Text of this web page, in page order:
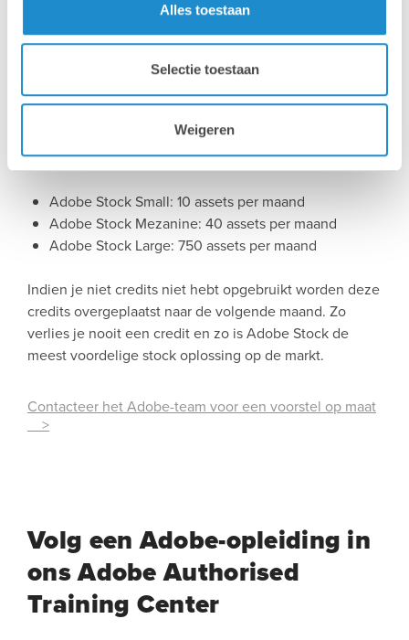
Alles toestaan
Selectie toestaan
Weigeren
Een bundel op maat van je
creatief team
Adobe Stock is beschikbaar in 3 verschillende bundels,
iedere bundel bevat x-aantal credits waarmee je royalty
vrij assets kan downloaden.
Adobe Stock Small: 10 assets per maand
Adobe Stock Mezanine: 40 assets per maand
Adobe Stock Large: 750 assets per maand
Indien je niet credits niet hebt opgebruikt worden deze
credits overgeplaatst naar de volgende maand. Zo
verlies je nooit een credit en zo is Adobe Stock de
meest voordelige stock oplossing op de markt.
Contacteer het Adobe-team voor een voorstel op maat
>
Volg een Adobe-opleiding in
ons Adobe Authorised
Training Center